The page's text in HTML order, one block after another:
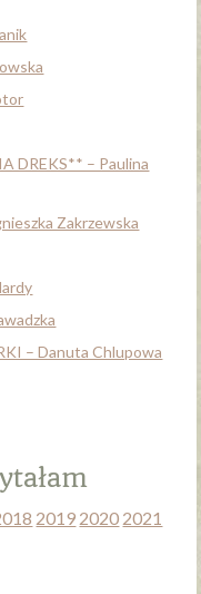
DREKS** – Paulina
Zakrzewska
– Danuta Chlupowa
2019 2020 2021